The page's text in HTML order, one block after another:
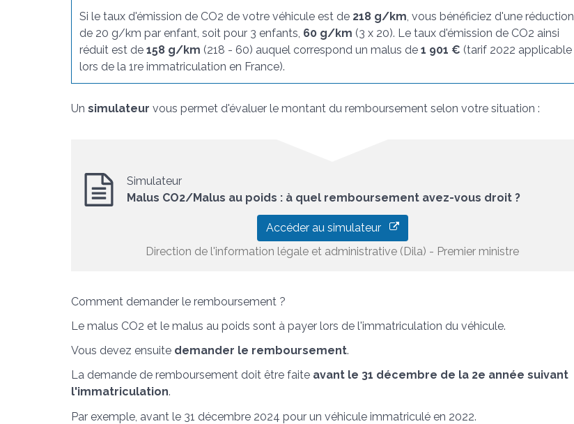
Si le taux d'émission de CO2 de votre véhicule est de 218 g/km, vous bénéficiez d'une réduction
de 20 g/km par enfant, soit pour 3 enfants, 60 g/km (3 x 20). Le taux d'émission de CO2 ainsi
réduit est de158 g/km (218 - 60) auquel correspond un malus de1 901 € (tarif 2022 applicable
lors de la 1re immatriculation en France).
Un simulateur vous permet d'évaluer le montant du remboursement selon votre situation :
Simulateur
Malus CO2/Malus au poids : à quel remboursement avez-vous droit ?
Accéder au simulateur
Direction de l'information légale et administrative (Dila) - Premier ministre
Comment demander le remboursement ?
Le malus CO2 et le malus au poids sont à payer lors de l'immatriculation du véhicule.
Vous devez ensuite demander le remboursement.
La demande de remboursement doit être faite avant le 31 décembre de la 2e année suivant
l'immatriculation.
Par exemple, avant le 31 décembre 2024 pour un véhicule immatriculé en 2022.